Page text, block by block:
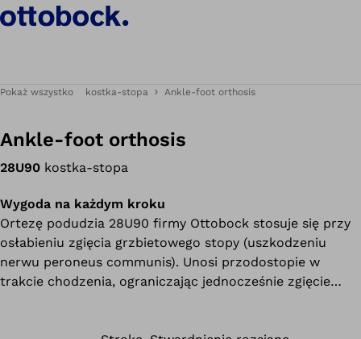
Pokaż wszystko kostka-stopa Ankle-foot orthosis
Ankle-foot orthosis
28U90 kostka-stopa
Wygoda na każdym kroku
Ortezę podudzia 28U90 firmy Ottobock stosuje się przy
osłabieniu zgięcia grzbietowego stopy (uszkodzeniu
nerwu peroneus communis). Unosi przodostopie w
trakcie chodzenia, ograniczając jednocześnie zgięcie